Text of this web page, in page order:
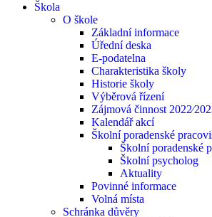
Škola
O škole
Základní informace
Úřední deska
E-podatelna
Charakteristika školy
Historie školy
Výběrová řízení
Zájmová činnost
Kalendář akcí
Školní poradenské
Školní poradenské
Školní psycholog
Aktuality
Povinné informace
Volná místa
Schránka důvěry